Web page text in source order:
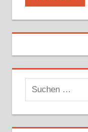
u
c
h